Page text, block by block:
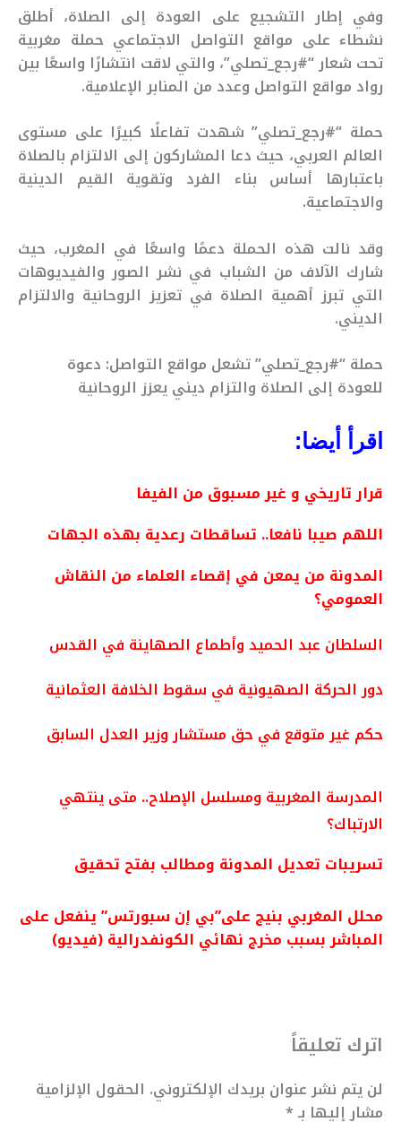
وفي إطار التشجيع على العودة إلى الصلاة، أطلق
نشطاء على مواقع التواصل الاجتماعي حملة مغربية
تحت شعار “#رجع_تصلي”، والتي لاقت انتشارًا واسعًا بين
رواد مواقع التواصل وعدد من المنابر الإعلامية.
حملة “#رجع_تصلي” شهدت تفاعلًا كبيرًا على مستوى
العالم العربي، حيث دعا المشاركون إلى الالتزام بالصلاة
باعتبارها أساس بناء الفرد وتقوية القيم الدينية
والاجتماعية.
وقد نالت هذه الحملة دعمًا واسعًا في المغرب، حيث
شارك الآلاف من الشباب في نشر الصور والفيديوهات
التي تبرز أهمية الصلاة في تعزيز الروحانية والالتزام
الديني.
حملة “#رجع_تصلي” تشعل مواقع التواصل: دعوة
للعودة إلى الصلاة والتزام ديني يعزز الروحانية
اقرأ أيضا:
قرار تاريخي و غير مسبوق من الفيفا
اللهم صيبا نافعا.. تساقطات رعدية بهذه الجهات
المدونة من يمعن في إقصاء العلماء من النقاش
العمومي؟
السلطان عبد الحميد وأطماع الصهاينة في القدس
دور الحركة الصهيونية في سقوط الخلافة العثمانية
حكم غير متوقع في حق مستشار وزير العدل السابق
المدرسة المغربية ومسلسل الإصلاح.. متى ينتهي
الارتباك؟
تسريبات تعديل المدونة ومطالب بفتح تحقيق
محلل المغربي بنيج على”بي إن سبورتس” ينفعل على
المباشر بسبب مخرج نهائي الكونفدرالية (فيديو)
اترك تعليقاً
لن يتم نشر عنوان بريدك الإلكتروني. الحقول الإلزامية
مشار إليها بـ*